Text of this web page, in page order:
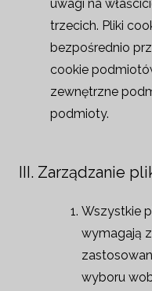
uwagi na
trzecich. Pliki
bezpośrednio
cookie
zewnętrzne
podmioty.
III. Zarządzanie
Wszystkie
wymagają
wyboru